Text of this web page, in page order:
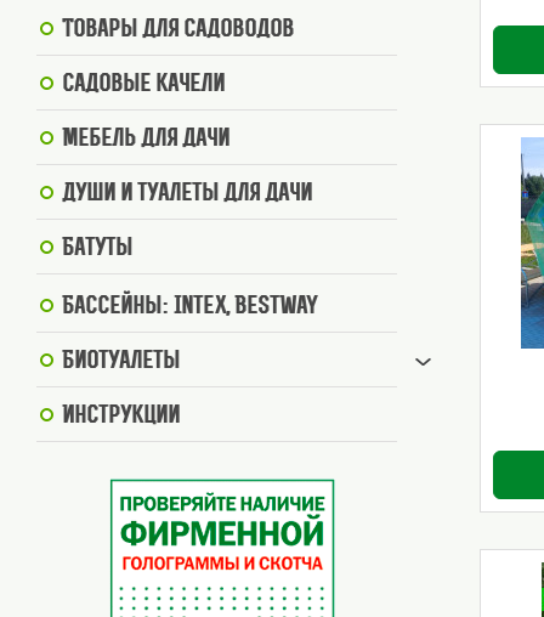
Товары для садоводов
Садовые качели
Мебель для дачи
Души и туалеты для дачи
Батуты
Бассейны: Intex, BestWay
Биотуалеты
Инструкции